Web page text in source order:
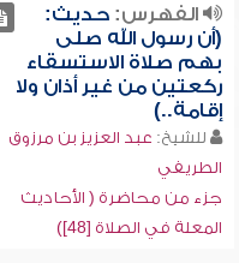
الفهرس:حديث:
(أن رسول الله صلى
بهم صلاة الاستسقاء
ركعتين من غير أذان ولا
إقامة..)
للشيخ: عبد العزيز بن مرزوق
الطريفي
جزء من محاضرة ( الأحاديث
المعلة في الصلاة [48])